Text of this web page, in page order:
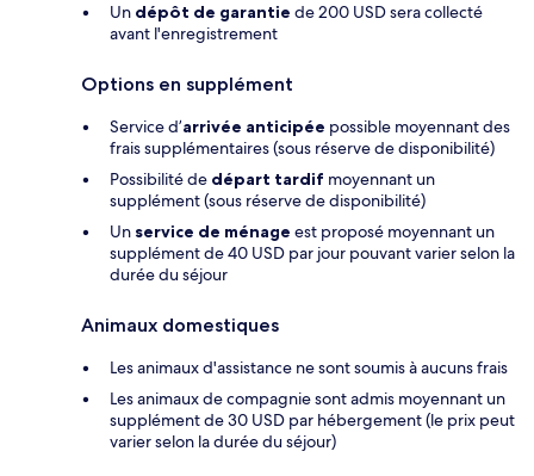
Un dépôt de garantie de 200 USD sera collecté
avant l'enregistrement
Options en supplément
Service d’arrivée anticipée possible moyennant des
frais supplémentaires (sous réserve de disponibilité)
Possibilité de départ tardif moyennant un
supplément (sous réserve de disponibilité)
Un service de ménage est proposé moyennant un
supplément de 40 USD par jour pouvant varier selon la
durée du séjour
Animaux domestiques
Les animaux d'assistance ne sont soumis à aucuns frais
Les animaux de compagnie sont admis moyennant un
supplément de 30 USD par hébergement (le prix peut
varier selon la durée du séjour)